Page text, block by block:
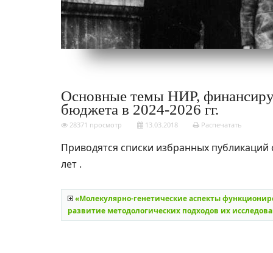
Основные темы НИР,
бюджета в 2024-2026 гг.
28371 просмотр 13.03.2018 Распечатать
Приводятся списки избранных
лет .
«Молекулярно-генетические аспекты
развитие методологических подходов их